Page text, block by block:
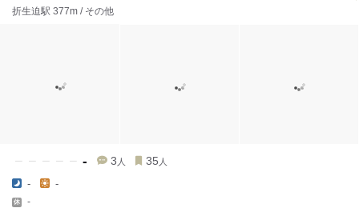
折生迫駅 377m / その他
- 3 人 35 人
- -
-